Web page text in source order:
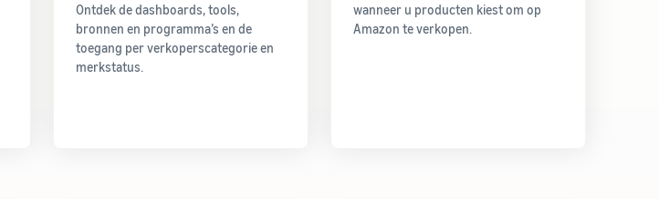
Ontdek de dashboards, tools,
bronnen en programma’s en de
toegang per verkoperscategorie en
merkstatus.
wanneer u producten kiest om op
Amazon te verkopen.